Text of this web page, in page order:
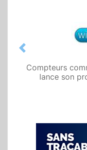
Compteurs
lance son
Previous